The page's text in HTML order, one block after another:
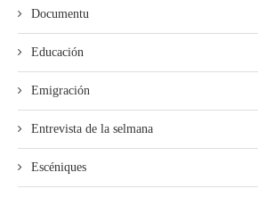
Documentu
Educación
Emigración
Entrevista de la selmana
Escéniques